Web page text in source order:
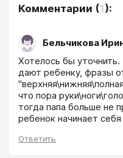
Комментарии (1):
Бельчикова
Хотелось бы
дают ребенку, фразы
что пора
тогда папа больше не
ребенок начинает
Ответить